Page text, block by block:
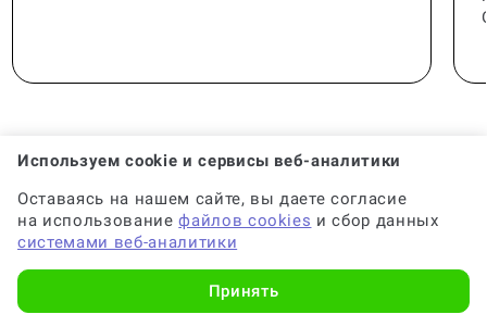
🟢 Консультант: Специалист с опытом
🟢 Гарантия на консультацию:
Используем cookie и сервисы веб-аналитики
Оставаясь на нашем сайте, вы даете согласие
на использованиефайлов cookies и сбор данных
системами веб-аналитики
Принять